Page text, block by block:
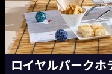
ロイヤルパークホ